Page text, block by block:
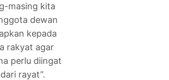
masing kita
dewan
kepada
rakyat agar
perlu diingat
rayat”.